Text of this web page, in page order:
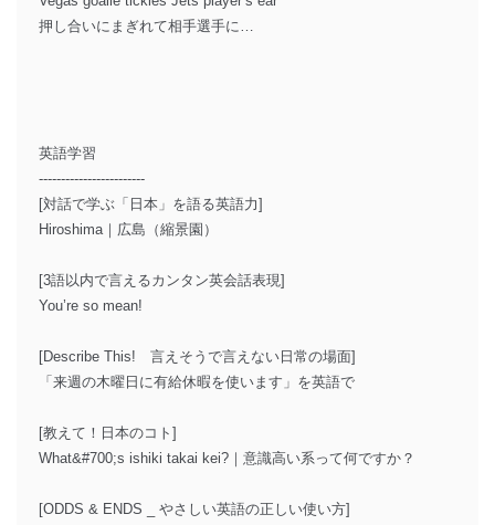
押し合いにまぎれて相手選手に…
英語学習
------------------------
[対話で学ぶ「日本」を語る英語力]
Hiroshima｜広島（縮景園）
[3語以内で言えるカンタン英会話表現]
You’re so mean!
[Describe This! 言えそうで言えない日常の場面]
「来週の木曜日に有給休暇を使います」を英語で
[教えて！日本のコト]
What&#700;s ishiki takai kei?｜意識高い系って何ですか？
[ODDS & ENDS _ やさしい英語の正しい使い方]